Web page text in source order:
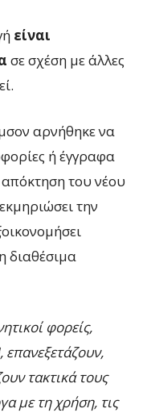
είναι
σε σχέση με άλλες
αρνήθηκε να
ή έγγραφα
απόκτηση του νέου
την
διαθέσιμα
φορείς,
τακτικά τους
με τη χρήση, τις